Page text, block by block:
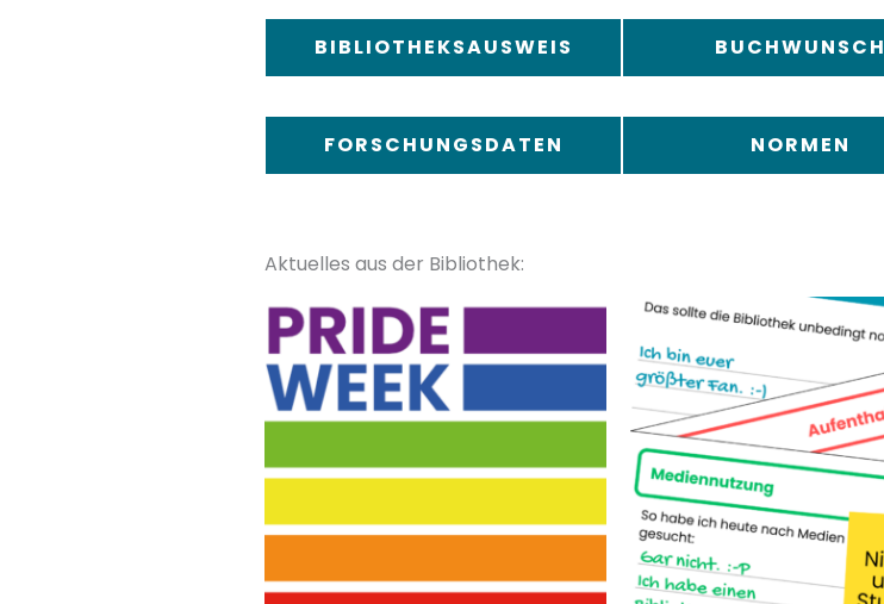
BIBLIOTHEKSAUSWEIS BUCHWUNSCH
FORSCHUNGSDATEN NORMEN
Aktuelles aus der Bibliothek: